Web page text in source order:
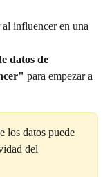
al influencer en una
datos de
para empezar a
los datos puede
del